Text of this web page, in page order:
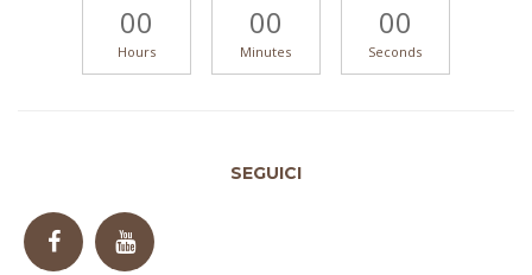
00
Hours
00
Minutes
00
Seconds
SEGUICI